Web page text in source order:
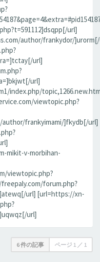
url]
author/frankydor/
url]
url]
index.php/
viewtopic.php?
frankyimami/]fkydb[/url]
mikit-v-morbihan-
viewtopic.php?
forum.php?
url] [url=https://xn-
url]
6 件の記事 ページ 1 ／ 1